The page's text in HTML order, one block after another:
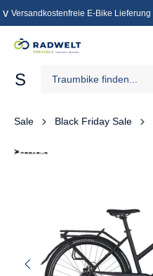
springen
Versandkostenfreie E-Bike Lieferung
Sale Black Friday Sale